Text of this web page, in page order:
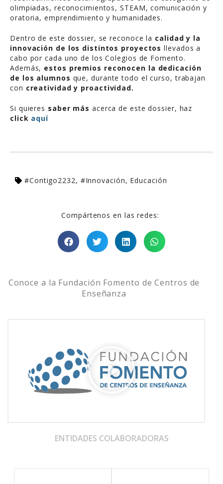
olimpiadas, reconocimientos, STEAM, comunicación y
oratoria, emprendimiento y humanidades.
Dentro de este dossier, se reconoce la calidad y la
innovación de los distintos proyectos llevados a
cabo por cada uno de los Colegios de Fomento.
Además, estos premios reconocen la dedicación
de los alumnos que, durante todo el curso, trabajan
con creatividad y proactividad.
Si quieres saber más acerca de este dossier, haz
click aquí
#Contigo2232, #Innovación, Educación
Compártenos en las redes:
Conoce a la Fundación Fomento de Centros de
Enseñanza
ENTIDADES COLABORADORAS